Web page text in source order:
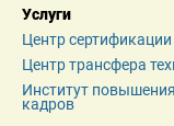
Услуги
Центр
Центр трансфера
Институт
кадров